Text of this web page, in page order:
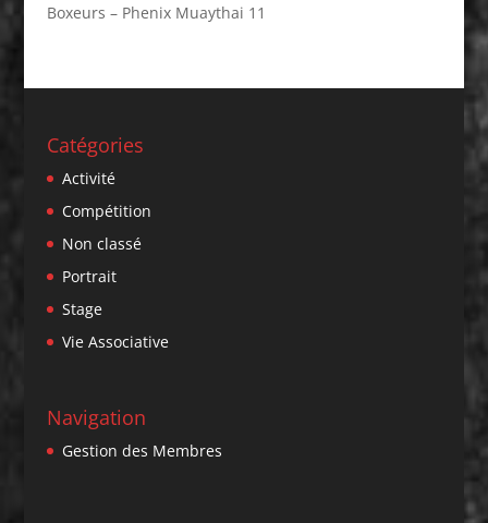
Boxeurs – Phenix Muaythai 11
Catégories
Activité
Compétition
Non classé
Portrait
Stage
Vie Associative
Navigation
Gestion des Membres